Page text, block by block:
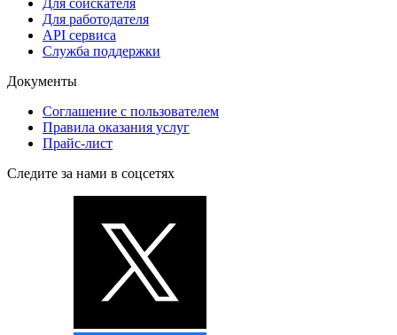
Для работодателя
API сервиса
Служба поддержки
Документы
Соглашение с пользователем
Правила оказания услуг
Прайс-лист
Следите за нами в соцсетях